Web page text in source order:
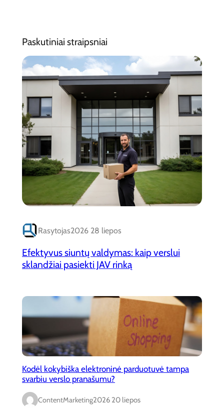
Paskutiniai straipsniai
Rasytojas2026 28 liepos
Efektyvus siuntų valdymas: kaip verslui
sklandžiai pasiekti JAV rinką
Kodėl kokybiška elektroninė parduotuvė tampa
svarbiu verslo pranašumu?
ContentMarketing2026 20 liepos